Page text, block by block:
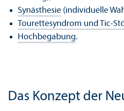
Synästhesie (individuelle
Tourettesyndrom und Tic-
Hochbegabung.
Das Konzept der